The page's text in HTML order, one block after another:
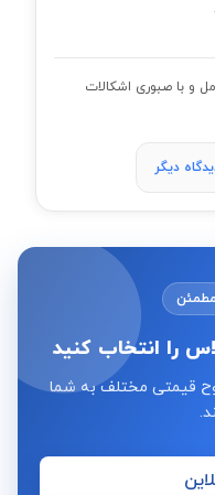
و با صبوری اشکالات
را انتخاب کنید
قیمتی مختلف به شما